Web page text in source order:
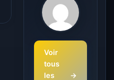
Voir
tous
les
→